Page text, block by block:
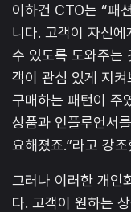
이하건 CTO는 “패
니다. 고객이 자신
수 있도록 도와주는
객이 관심 있게 지
구매하는 패턴이 주
상품과 인플루언서
요해졌죠.”라고 강조
그러나 이러한 개인
다. 고객이 원하는